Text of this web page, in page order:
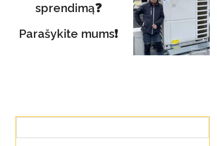
sprendimą❓
Parašykite mums❗